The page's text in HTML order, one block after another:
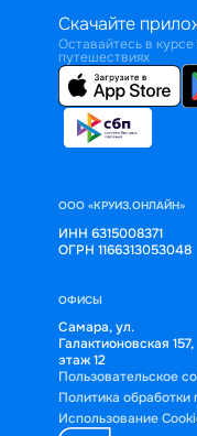
Скачайте
Оставайтесь в
путешествиях
ООО «КРУИЗ.ОНЛАЙН»
ИНН 6315008371
ОГРН 1166313053048
ОФИСЫ
Самара, ул.
Галактионовская 157,
этаж 12
Пользовательское
Политика обработки
Использование